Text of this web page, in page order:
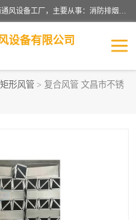
海南鑫艺达通风设备有限公司是一家海南通风设备工厂，主要从事：消防排烟工程、油烟净化工程、厨房排烟工程、酒店厨房设备、新风排风系统、镀锌铁皮管道加工、暖通工程、通风管道安装、消防火阀百叶风口等业务。公司拥有管道及配件一体化工厂生产线，良好的售后服务，良好的设计团队，良好的施工团队、良好管理人员，掌握畅通丰富的信息、市场渠道。
设备有限公司
形风管 > 复合风管 文昌市不锈
管道配件
镁质防火风管